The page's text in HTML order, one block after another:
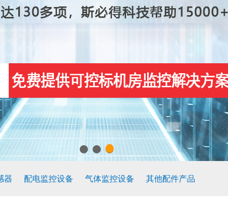
器 配电监控设备 气体监控设备 其他配件产品